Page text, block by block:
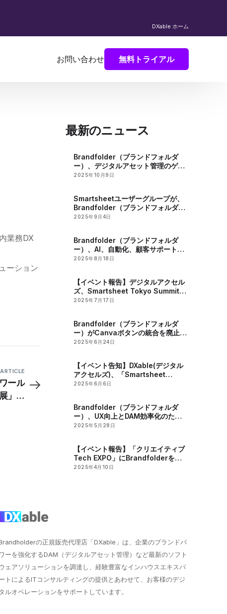
DXable ホーム
お問い合わせ 無料トライアル
業務DX
ーション
ール
」に
最新のニュース
Brandfolder（ブランドフォルダ
ー）、デジタルアセット管理のゲス
トパスキー機能をアップグレードし
2025年10月9日
Smartsheetユーザーグループが、
Brandfolder（ブランドフォルダ
ー）を活用したBrevilleの成功に関
2025年9月4日
Brandfolder（ブランドフォルダ
ー）、AI、自動化、顧客サポートの
改善によりDAMプラットフォームを
2025年8月18日
【イベント報告】デジタルアクセル
ズ、Smartsheet Tokyo Summit
2025に出展
2025年7月17日
Brandfolder（ブランドフォルダ
ー）がCanvaボタンの統合を廃止、
ユーザーエクスペリエンスを向上
2025年6月24日
【イベント告知】DXable(デジタル
アクセルズ)、「Smartsheet
Tokyo Summit 2025」に出展
2025年6月6日
Brandfolder（ブランドフォルダ
ー）、UX向上とDAM効率化のた
め、Filestackのアップグレードを
2025年5月28日
【イベント報告】「クリエイティブ
Tech EXPO」にBrandfolderを出
展しました
2025年4月10日
の正規販売代理店「DXable」は、企業のブランドパ
ーを強化するDAM（デジタルアセット管理）など最新のソフト
ェアソリューションを調達し、経験豊富なインハウスエキスパ
トによるITコンサルティングの提供とあわせて、お客様のデジ
タルオペレーションをサポートしています。